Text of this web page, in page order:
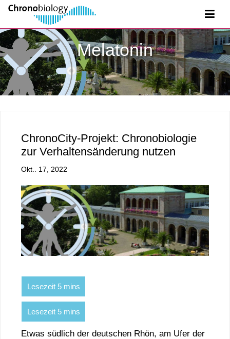
Melatonin
ChronoCity-Projekt: Chronobiologie
zur Verhaltensänderung nutzen
Okt.. 17, 2022
Etwas südlich der deutschen Rhön, am Ufer der